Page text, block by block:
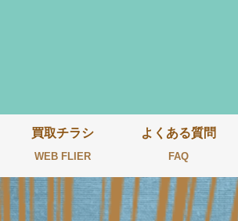
買取チラシ
WEB FLIER
よくある質問
FAQ